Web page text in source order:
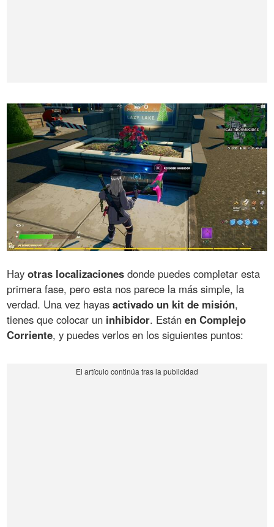
Hayotras localizaciones donde puedes completar esta
primera fase, pero esta nos parece la más simple, la
verdad. Una vez hayasactivado un kit de misión,
tienes que colocar un inhibidor. Estánen Complejo
Corriente, y puedes verlos en los siguientes puntos: